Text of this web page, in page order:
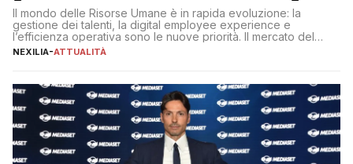
Il mondo delle Risorse Umane è in rapida evoluzione: la
gestione dei talenti, la digital employee experience e
l’efficienza operativa sono le nuove priorità. Il mercato del
lavoro, d’altra parte, è sempre più competitivo con una lotta
NEXILIA-ATTUALITÀ